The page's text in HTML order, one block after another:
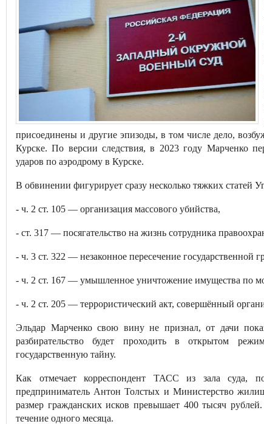
присоединены и другие эпизоды, в том числе дело,
Курске. По версии следствия, в 2023 году Марченко
ударов по аэродрому в Курске.
В обвинении фигурирует сразу несколько тяжких статей
- ч. 2 ст. 105 — организация массового убийства,
- ст. 317 — посягательство на жизнь сотрудника
- ч. 3 ст. 322 — незаконное пересечение государственной
- ч. 2 ст. 167 — умышленное уничтожение имущества по
- ч. 2 ст. 205 — террористический акт, совершённый
Эльдар Марченко свою вину не признал, от дачи
разбирательство будет проходить в открытом
государственную тайну.
Как отмечает корреспондент ТАСС из зала суда,
предприниматель Антон Толстых и Министерство
размер гражданских исков превышает 400 тысяч
течение одного месяца.